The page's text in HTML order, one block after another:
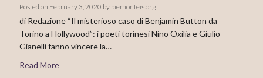
Posted on February 3, 2020 by piemonteis.org
di Redazione “Il misterioso caso di Benjamin Button da
Torino a Hollywood”: i poeti torinesi Nino Oxilia e Giulio
Gianelli fanno vincere la…
Read More